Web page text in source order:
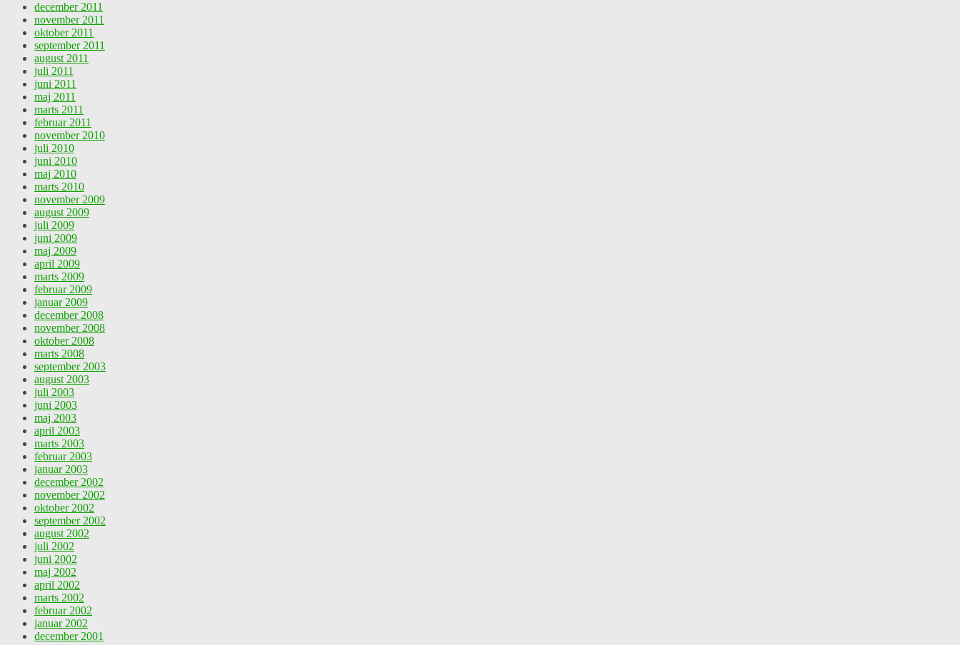
december 2011
november 2011
oktober 2011
september 2011
august 2011
juli 2011
juni 2011
maj 2011
marts 2011
februar 2011
november 2010
juli 2010
juni 2010
maj 2010
marts 2010
november 2009
august 2009
juli 2009
juni 2009
maj 2009
april 2009
marts 2009
februar 2009
januar 2009
december 2008
november 2008
oktober 2008
marts 2008
september 2003
august 2003
juli 2003
juni 2003
maj 2003
april 2003
marts 2003
februar 2003
januar 2003
december 2002
november 2002
oktober 2002
september 2002
august 2002
juli 2002
juni 2002
maj 2002
april 2002
marts 2002
februar 2002
januar 2002
december 2001